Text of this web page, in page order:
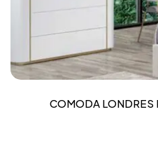
COMODA LONDRES